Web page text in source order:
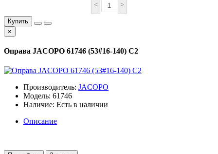
< >
Купить
×
Оправа JACOPO 61746 (53#16-140) C2
Производитель: JACOPO
Модель: 61746
Наличие: Есть в наличии
Описание